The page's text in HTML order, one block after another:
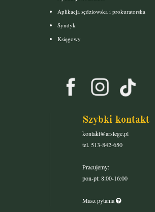
Aplikacja sędziowska i prokuratorska
Syndyk
Księgowy
Szybki kontakt
kontakt@arslege.pl
tel. 513-842-650
Pracujemy:
pon-pt: 8:00-16:00
Masz pytania